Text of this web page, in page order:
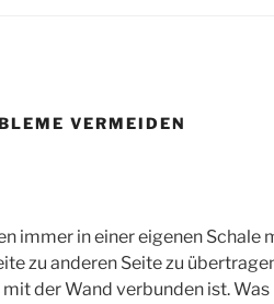
VERMEIDEN
immer in einer eigenen
zu anderen Seite zu
der Wand verbunden ist.